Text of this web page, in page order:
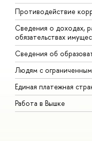
Противодействие
Сведения о доходах,
обязательствах
Сведения об
Людям с
Единая платежная
Работа в Вышке